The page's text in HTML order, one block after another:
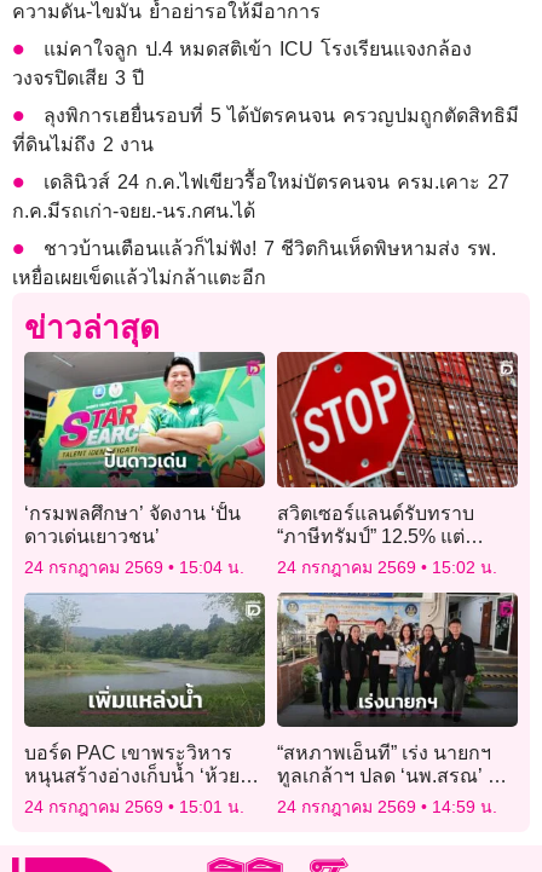
ความดัน-ไขมัน ย้ำอย่ารอให้มีอาการ
แม่คาใจลูก ป.4 หมดสติเข้า ICU โรงเรียนแจงกล้อง
วงจรปิดเสีย 3 ปี
ลุงพิการเฮยื่นรอบที่ 5 ได้บัตรคนจน ครวญปมถูกตัดสิทธิมี
ที่ดินไม่ถึง 2 งาน
เดลินิวส์ 24 ก.ค.ไฟเขียวรื้อใหม่บัตรคนจน ครม.เคาะ 27
ก.ค.มีรถเก่า-จยย.-นร.กศน.ได้
ชาวบ้านเตือนแล้วก็ไม่ฟัง! 7 ชีวิตกินเห็ดพิษหามส่ง รพ.
เหยื่อเผยเข็ดแล้วไม่กล้าแตะอีก
ข่าวล่าสุด
‘กรมพลศึกษา’ จัดงาน ‘ปั้น
ดาวเด่นเยาวชน’
24 กรกฎาคม 2569 15:04 น.
สวิตเซอร์แลนด์รับทราบ
“ภาษีทรัมป์” 12.5% แต่
ปฏิเสธข้อกล่าวหา “แรงงาน
24 กรกฎาคม 2569 15:02 น.
บอร์ด PAC เขาพระวิหาร
หนุนสร้างอ่างเก็บน้ำ ‘ห้วยตา
มาเรีย’ แก้แล้ง เติมความ
มั่นคงให้เกษตรกร
24 กรกฎาคม 2569 15:01 น.
“สหภาพเอ็นที” เร่ง นายกฯ
ทูลเกล้าฯ ปลด ‘นพ.สรณ’ พ้น
ประธาน กสทช.
24 กรกฎาคม 2569 14:59 น.